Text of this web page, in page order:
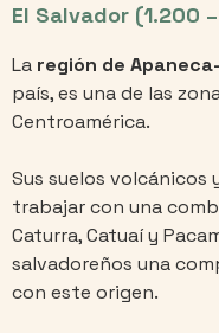
El Salvador (1.200
La región de
país, es una de las
Centroamérica.
Sus suelos
trabajar con una
Caturra, Catuaí y
salvadoreños una
con este origen.